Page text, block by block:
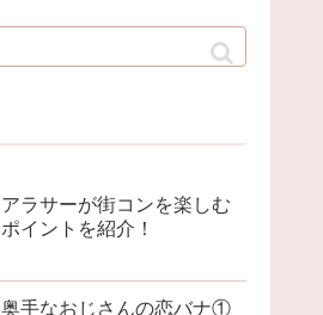
アラサーが街コンを楽しむ
ポイントを紹介！
奥手なおじさんの恋バナ①